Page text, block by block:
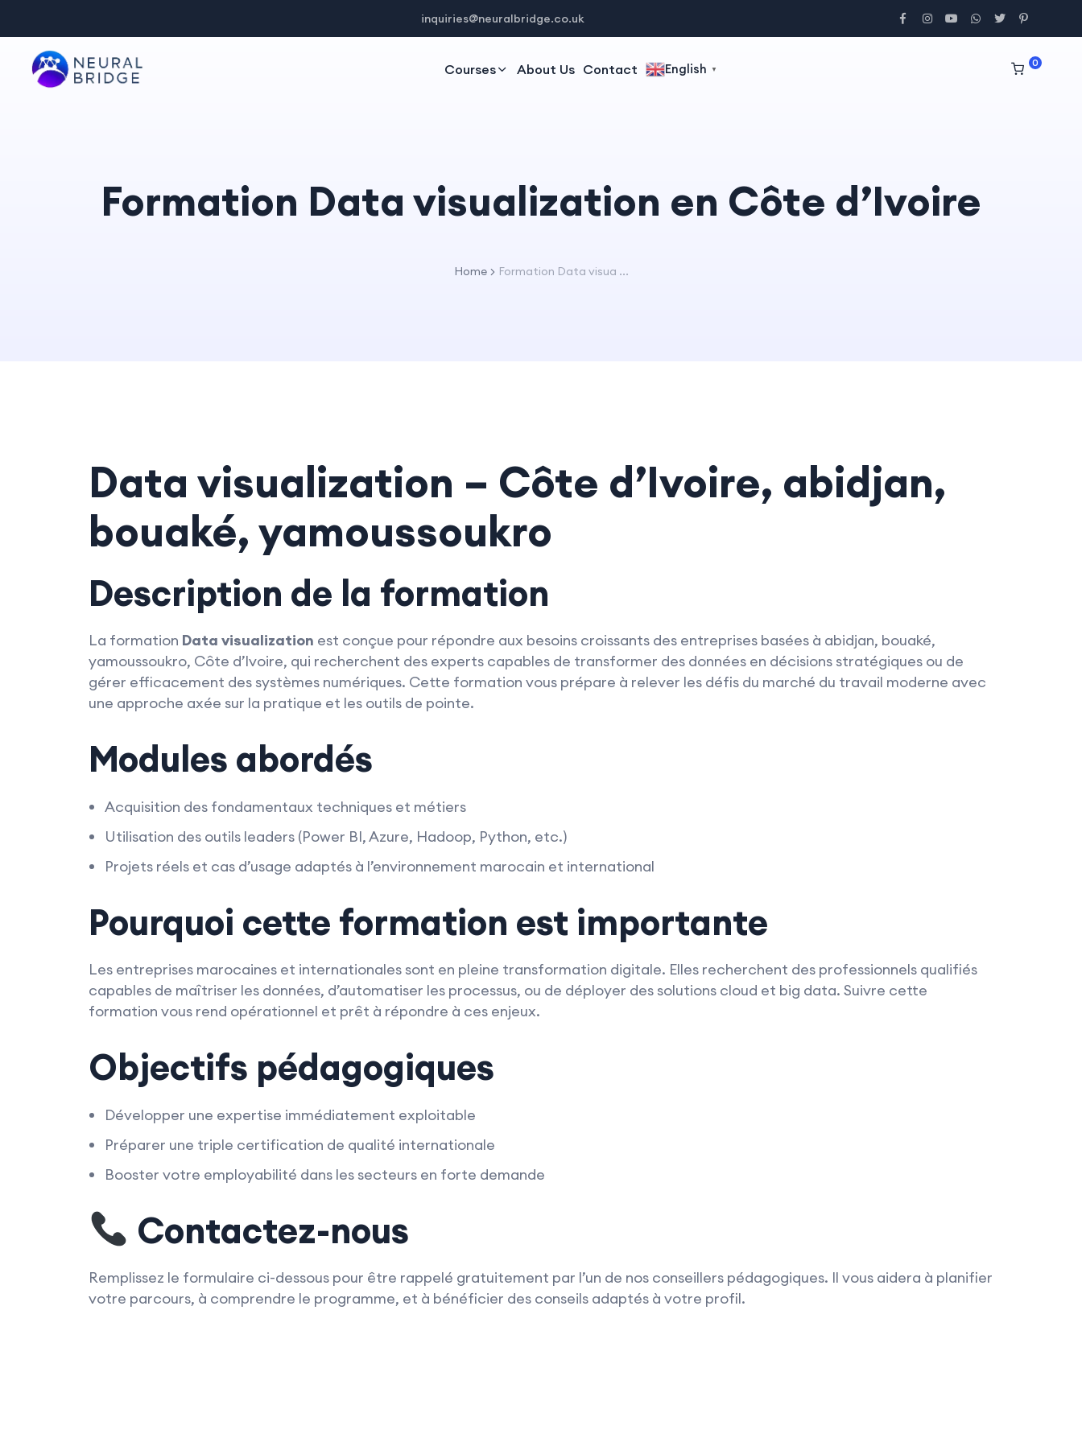
inquiries@neuralbridge.co.uk
Courses About Us Contact English ▼
0
Formation Data visualization en Côte d’Ivoire
Home Formation Data visua ...
Data visualization – Côte d’Ivoire, abidjan,
bouaké, yamoussoukro
Description de la formation
La formation Data visualization est conçue pour répondre aux besoins croissants des entreprises basées à abidjan, bouaké,
yamoussoukro, Côte d’Ivoire, qui recherchent des experts capables de transformer des données en décisions stratégiques ou de
gérer efficacement des systèmes numériques. Cette formation vous prépare à relever les défis du marché du travail moderne avec
une approche axée sur la pratique et les outils de pointe.
Modules abordés
Acquisition des fondamentaux techniques et métiers
Utilisation des outils leaders (Power BI, Azure, Hadoop, Python, etc.)
Projets réels et cas d’usage adaptés à l’environnement marocain et international
Pourquoi cette formation est importante
Les entreprises marocaines et internationales sont en pleine transformation digitale. Elles recherchent des professionnels qualifiés
capables de maîtriser les données, d’automatiser les processus, ou de déployer des solutions cloud et big data. Suivre cette
formation vous rend opérationnel et prêt à répondre à ces enjeux.
Objectifs pédagogiques
Développer une expertise immédiatement exploitable
Préparer une triple certification de qualité internationale
Booster votre employabilité dans les secteurs en forte demande
Contactez-nous
Remplissez le formulaire ci-dessous pour être rappelé gratuitement par l’un de nos conseillers pédagogiques. Il vous aidera à planifier
votre parcours, à comprendre le programme, et à bénéficier des conseils adaptés à votre profil.